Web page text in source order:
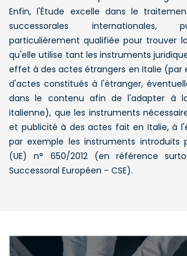
Enfin, l'Étude excelle dans le
successorales internationales,
particulièrement qualifiée pour trouver
qu'elle utilise tant les instruments
effet à des actes étrangers en Italie (par
d'actes constitués à l'étranger,
dans le contenu afin de l'adapter à
italienne), que les instruments
et publicité à des actes fait en Italie, à
par exemple les instruments introduits
(UE) n° 650/2012 (en référence
Successoral Européen - CSE).